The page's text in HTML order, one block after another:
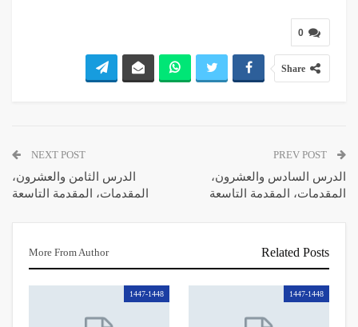
0
Share
الدرس السادس والعشرون،
المقدمات، المقدمة التاسعة
NEXT POST
الدرس الثامن والعشرون،
المقدمات، المقدمة التاسعة
Related Posts
More From Author
1447-1448
1447-1448